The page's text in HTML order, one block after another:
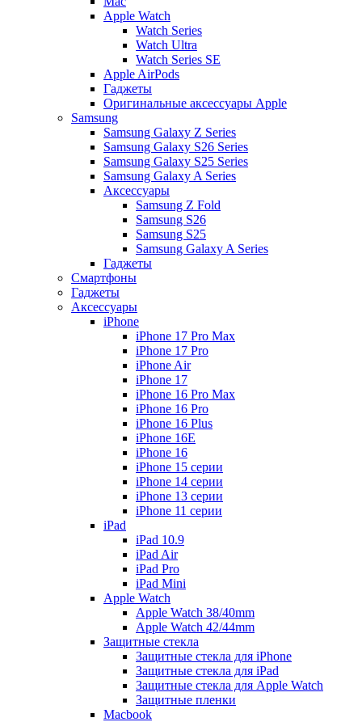
Apple Watch
Watch Series
Watch Ultra
Watch Series SE
Apple AirPods
Гаджеты
Оригинальные аксессуары Apple
Samsung
Samsung Galaxy Z Series
Samsung Galaxy S26 Series
Samsung Galaxy S25 Series
Samsung Galaxy A Series
Аксессуары
Samsung Z Fold
Samsung S26
Samsung S25
Samsung Galaxy A Series
Гаджеты
Смартфоны
Гаджеты
Аксессуары
iPhone
iPhone 17 Pro Max
iPhone 17 Pro
iPhone Air
iPhone 17
iPhone 16 Pro Max
iPhone 16 Pro
iPhone 16 Plus
iPhone 16E
iPhone 16
iPhone 15 серии
iPhone 14 серии
iPhone 13 серии
iPhone 11 серии
iPad
iPad 10.9
iPad Air
iPad Pro
iPad Mini
Apple Watch
Apple Watch 38/40mm
Apple Watch 42/44mm
Защитные стекла
Защитные стекла для iPhone
Защитные стекла для iPad
Защитные стекла для Apple Watch
Защитные пленки
Macbook